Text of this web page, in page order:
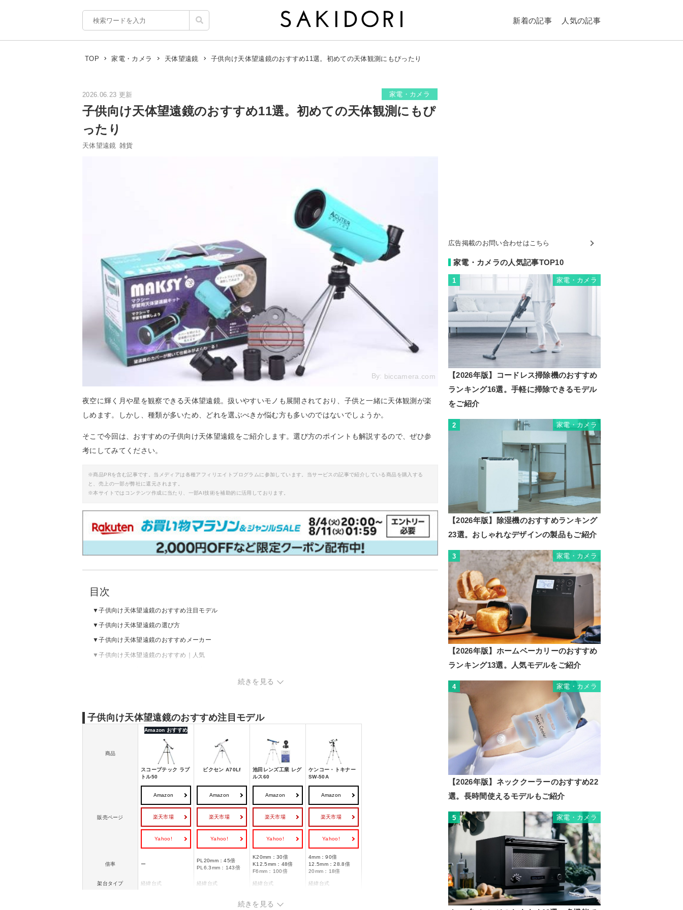
新着の記事 人気の記事
TOP 家電・カメラ 天体望遠鏡 子供向け天体望遠鏡のおすすめ11選。初めての天体観測にもぴったり
2026.06.23 更新 家電・カメラ
子供向け天体望遠鏡のおすすめ11選。初めての天体観測にもぴ
ったり
天体望遠鏡 雑貨
By: biccamera.com
夜空に輝く月や星を観察できる天体望遠鏡。扱いやすいモノも展開されており、子供と一緒に天体観測が楽
しめます。しかし、種類が多いため、どれを選ぶべきか悩む方も多いのではないでしょうか。
そこで今回は、おすすめの子供向け天体望遠鏡をご紹介します。選び方のポイントも解説するので、ぜひ参
考にしてみてください。
※商品PRを含む記事です。当メディアは各種アフィリエイトプログラムに参加しています。当サービスの記事で紹介している商品を購入する
と、売上の一部が弊社に還元されます。
※本サイトではコンテンツ作成に当たり、一部AI技術を補助的に活用しております。
目次
子供向け天体望遠鏡のおすすめ注目モデル
子供向け天体望遠鏡の選び方
子供向け天体望遠鏡のおすすめメーカー
子供向け天体望遠鏡のおすすめ｜人気
続きを見る
子供向け天体望遠鏡のおすすめ注目モデル
商品
Amazon おすすめ
スコープテック ラプ
トル50
ビクセン A70Lf
池田レンズ工業 レグ
ルス60
ケンコー・トキナー
SW-50A
販売ページ
Amazon
楽天市場
Yahoo!
Amazon
楽天市場
Yahoo!
Amazon
楽天市場
Yahoo!
Amazon
楽天市場
Yahoo!
倍率 ー
PL20mm：45倍
PL6.3mm：143倍
K20mm：30倍
K12.5mm：48倍
F6mm：100倍
4mm：90倍
12.5mm：28.8倍
20mm：18倍
架台タイプ 経緯台式 経緯台式 経緯台式 経緯台式
続きを見る
広告掲載のお問い合わせはこちら
家電・カメラの人気記事TOP10
1 家電・カメラ
【2026年版】コードレス掃除機のおすすめ
ランキング16選。手軽に掃除できるモデル
をご紹介
2 家電・カメラ
【2026年版】除湿機のおすすめランキング
23選。おしゃれなデザインの製品もご紹介
3 家電・カメラ
【2026年版】ホームベーカリーのおすすめ
ランキング13選。人気モデルをご紹介
4 家電・カメラ
【2026年版】ネッククーラーのおすすめ22
選。長時間使えるモデルもご紹介
5 家電・カメラ